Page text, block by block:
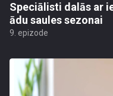
Speciālisti dalās ar
ādu saules sezonai
9. epizode